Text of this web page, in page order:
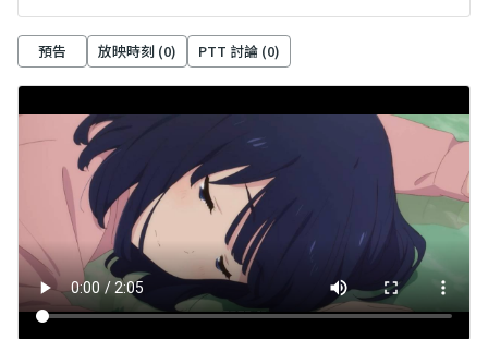
預告 放映時刻 (0) PTT 討論 (0)